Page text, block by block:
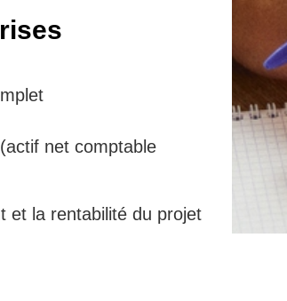
net comptable
et la rentabilité du projet